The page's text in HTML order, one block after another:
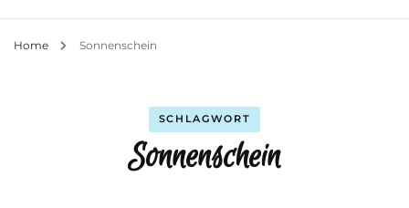
Home Sonnenschein
SCHLAGWORT
Sonnenschein